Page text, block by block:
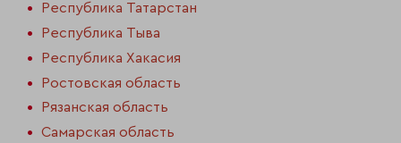
Республика Татарстан
Республика Тыва
Республика Хакасия
Ростовская область
Рязанская область
Самарская область